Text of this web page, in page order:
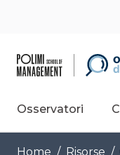
Osservatori
Home / Risorse /